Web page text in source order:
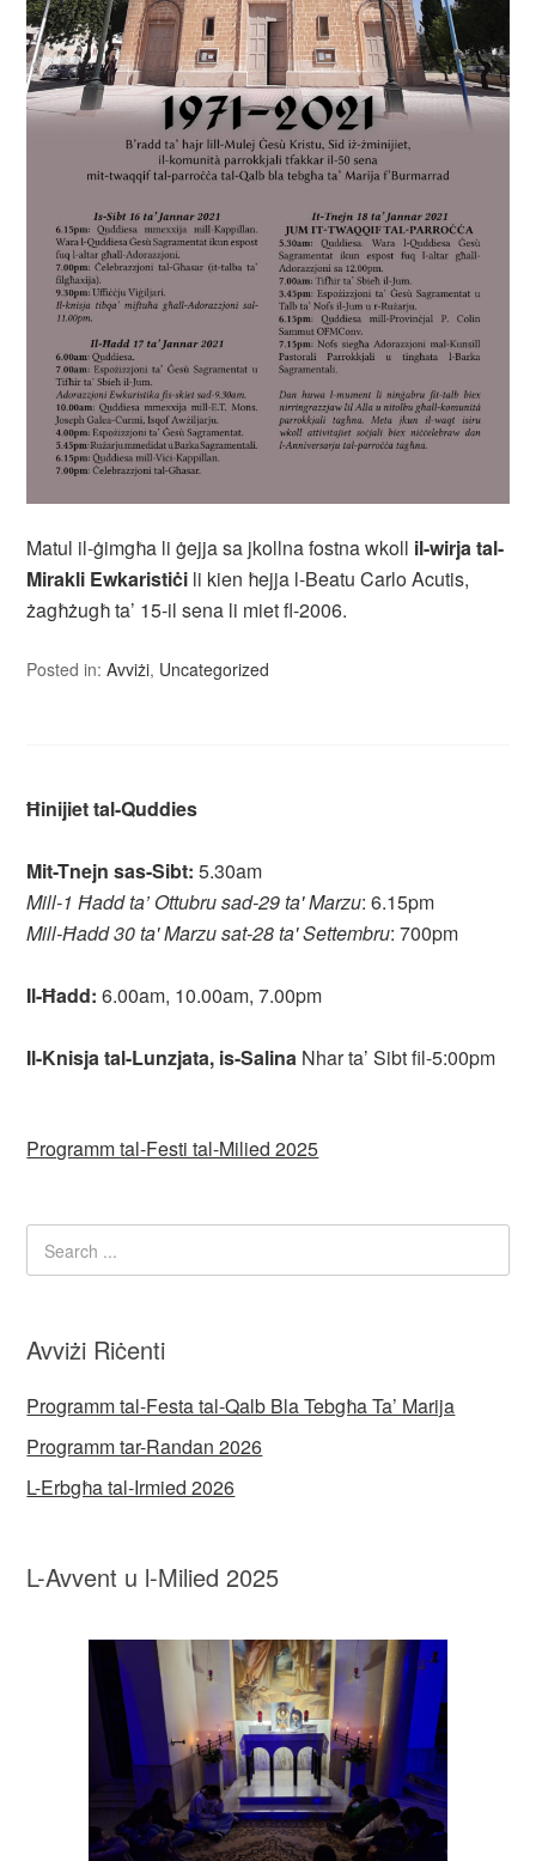
Matul il-ġimgħa li ġejja sa jkollna fostna wkoll il-wirja tal-
Mirakli Ewkaristiċi li kien ħejja l-Beatu Carlo Acutis,
żagħżugħ ta’ 15-il sena li miet fl-2006.
Posted in:Avviżi, Uncategorized
Ħinijiet tal-Quddies
Mit-Tnejn sas-Sibt: 5.30am
Mill-1 Ħadd ta’ Ottubru sad-29 ta' Marzu: 6.15pm
Mill-Ħadd 30 ta' Marzu sat-28 ta' Settembru: 700pm
Il-Ħadd: 6.00am, 10.00am, 7.00pm
Il-Knisja tal-Lunzjata, is-Salina Nhar ta’ Sibt fil-5:00pm
Programm tal-Festi tal-Milied 2025
Avviżi Riċenti
Programm tal-Festa tal-Qalb Bla Tebgħa Ta’ Marija
Programm tar-Randan 2026
L-Erbgħa tal-Irmied 2026
L-Avvent u l-Milied 2025